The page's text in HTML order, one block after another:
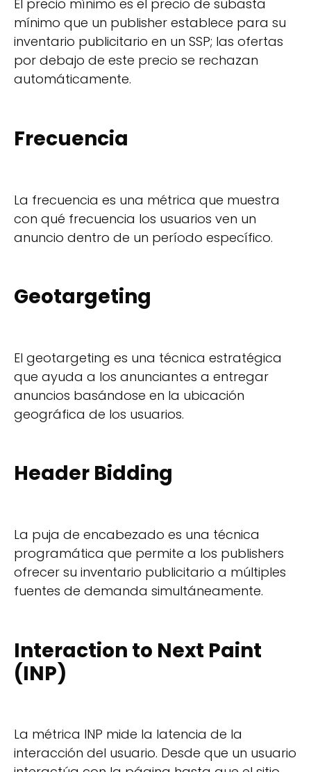
El precio mínimo es el precio de subasta
mínimo que un publisher establece para su
inventario publicitario en un SSP; las ofertas
por debajo de este precio se rechazan
automáticamente.
Frecuencia
La frecuencia es una métrica que muestra
con qué frecuencia los usuarios ven un
anuncio dentro de un período específico.
Geotargeting
El geotargeting es una técnica estratégica
que ayuda a los anunciantes a entregar
anuncios basándose en la ubicación
geográfica de los usuarios.
Header Bidding
La puja de encabezado es una técnica
programática que permite a los publishers
ofrecer su inventario publicitario a múltiples
fuentes de demanda simultáneamente.
Interaction to Next Paint
(INP)
La métrica INP mide la latencia de la
interacción del usuario. Desde que un usuario